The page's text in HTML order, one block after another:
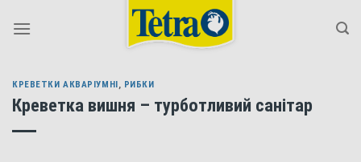
КРЕВЕТКИ АКВАРІУМНІ, РИБКИ
Креветка вишня – турботливий санітар